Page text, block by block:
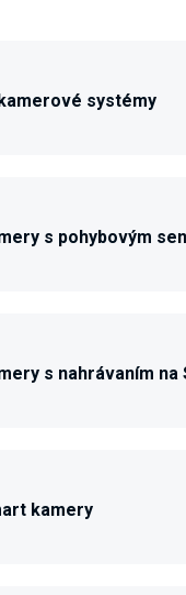
systémy
s pohybovým
s nahrávaním na
kamery